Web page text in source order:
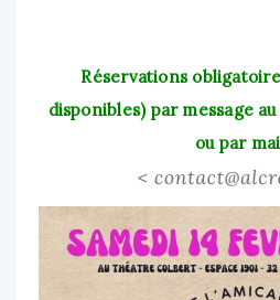
Réservations
disponibles) par message
ou par